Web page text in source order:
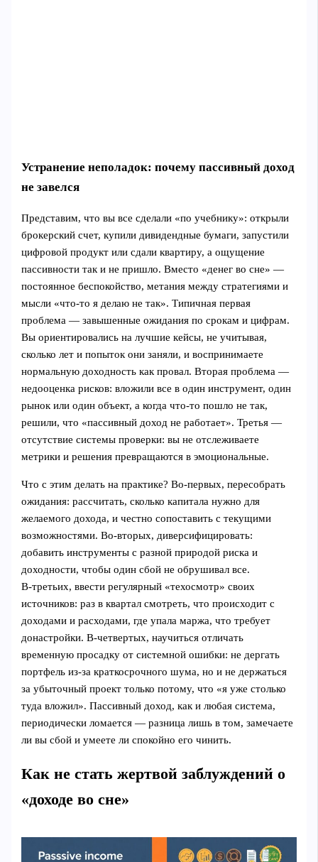
Устранение неполадок: почему пассивный доход
не завелся
Представим, что вы все сделали «по учебнику»: открыли
брокерский счет, купили дивидендные бумаги, запустили
цифровой продукт или сдали квартиру, а ощущение
пассивности так и не пришло. Вместо «денег во сне» —
постоянное беспокойство, метания между стратегиями и
мысли «что-то я делаю не так». Типичная первая
проблема — завышенные ожидания по срокам и цифрам.
Вы ориентировались на лучшие кейсы, не учитывая,
сколько лет и попыток они заняли, и воспринимаете
нормальную доходность как провал. Вторая проблема —
недооценка рисков: вложили все в один инструмент, один
рынок или один объект, а когда что-то пошло не так,
решили, что «пассивный доход не работает». Третья —
отсутствие системы проверки: вы не отслеживаете
метрики и решения превращаются в эмоциональные.
Что с этим делать на практике? Во‑первых, пересобрать
ожидания: рассчитать, сколько капитала нужно для
желаемого дохода, и честно сопоставить с текущими
возможностями. Во‑вторых, диверсифицировать:
добавить инструменты с разной природой риска и
доходности, чтобы один сбой не обрушивал все.
В‑третьих, ввести регулярный «техосмотр» своих
источников: раз в квартал смотреть, что происходит с
доходами и расходами, где упала маржа, что требует
донастройки. В‑четвертых, научиться отличать
временную просадку от системной ошибки: не дергать
портфель из‑за краткосрочного шума, но и не держаться
за убыточный проект только потому, что «я уже столько
туда вложил». Пассивный доход, как и любая система,
периодически ломается — разница лишь в том, замечаете
ли вы сбой и умеете ли спокойно его чинить.
Как не стать жертвой заблуждений о
«доходе во сне»